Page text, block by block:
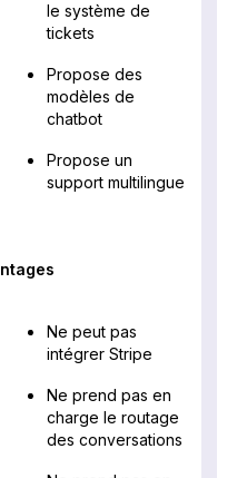
le système de
tickets
Propose des
modèles de
chatbot
Propose un
support multilingue
Ne peut pas
intégrer Stripe
Ne prend pas en
charge le routage
des conversations